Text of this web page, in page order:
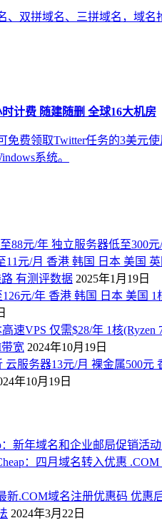
计费 随建随删 全球16大机房
免费领取Twitter任务的3美元
系统。
有测评数据 2025年1月19日
带宽 2024年10月19日
年10月19日
2024年3月22日